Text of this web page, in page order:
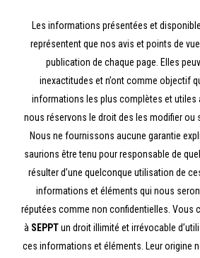
Les informations présentées et
représentent que nos avis et points de
publication de chaque page. Elles
inexactitudes et n’ont comme objectif
informations les plus complètes et utiles
nous réservons le droit des les modifier ou
Nous ne fournissons aucune garantie
saurions être tenu pour responsable de
résulter d’une quelconque utilisation de
informations et éléments qui nous
réputées comme non confidentielles. Vous
à SEPPTun droit illimité et irrévocable
ces informations et éléments. Leur origine